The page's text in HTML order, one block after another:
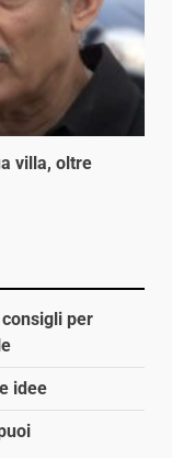
villa, oltre
per
idee